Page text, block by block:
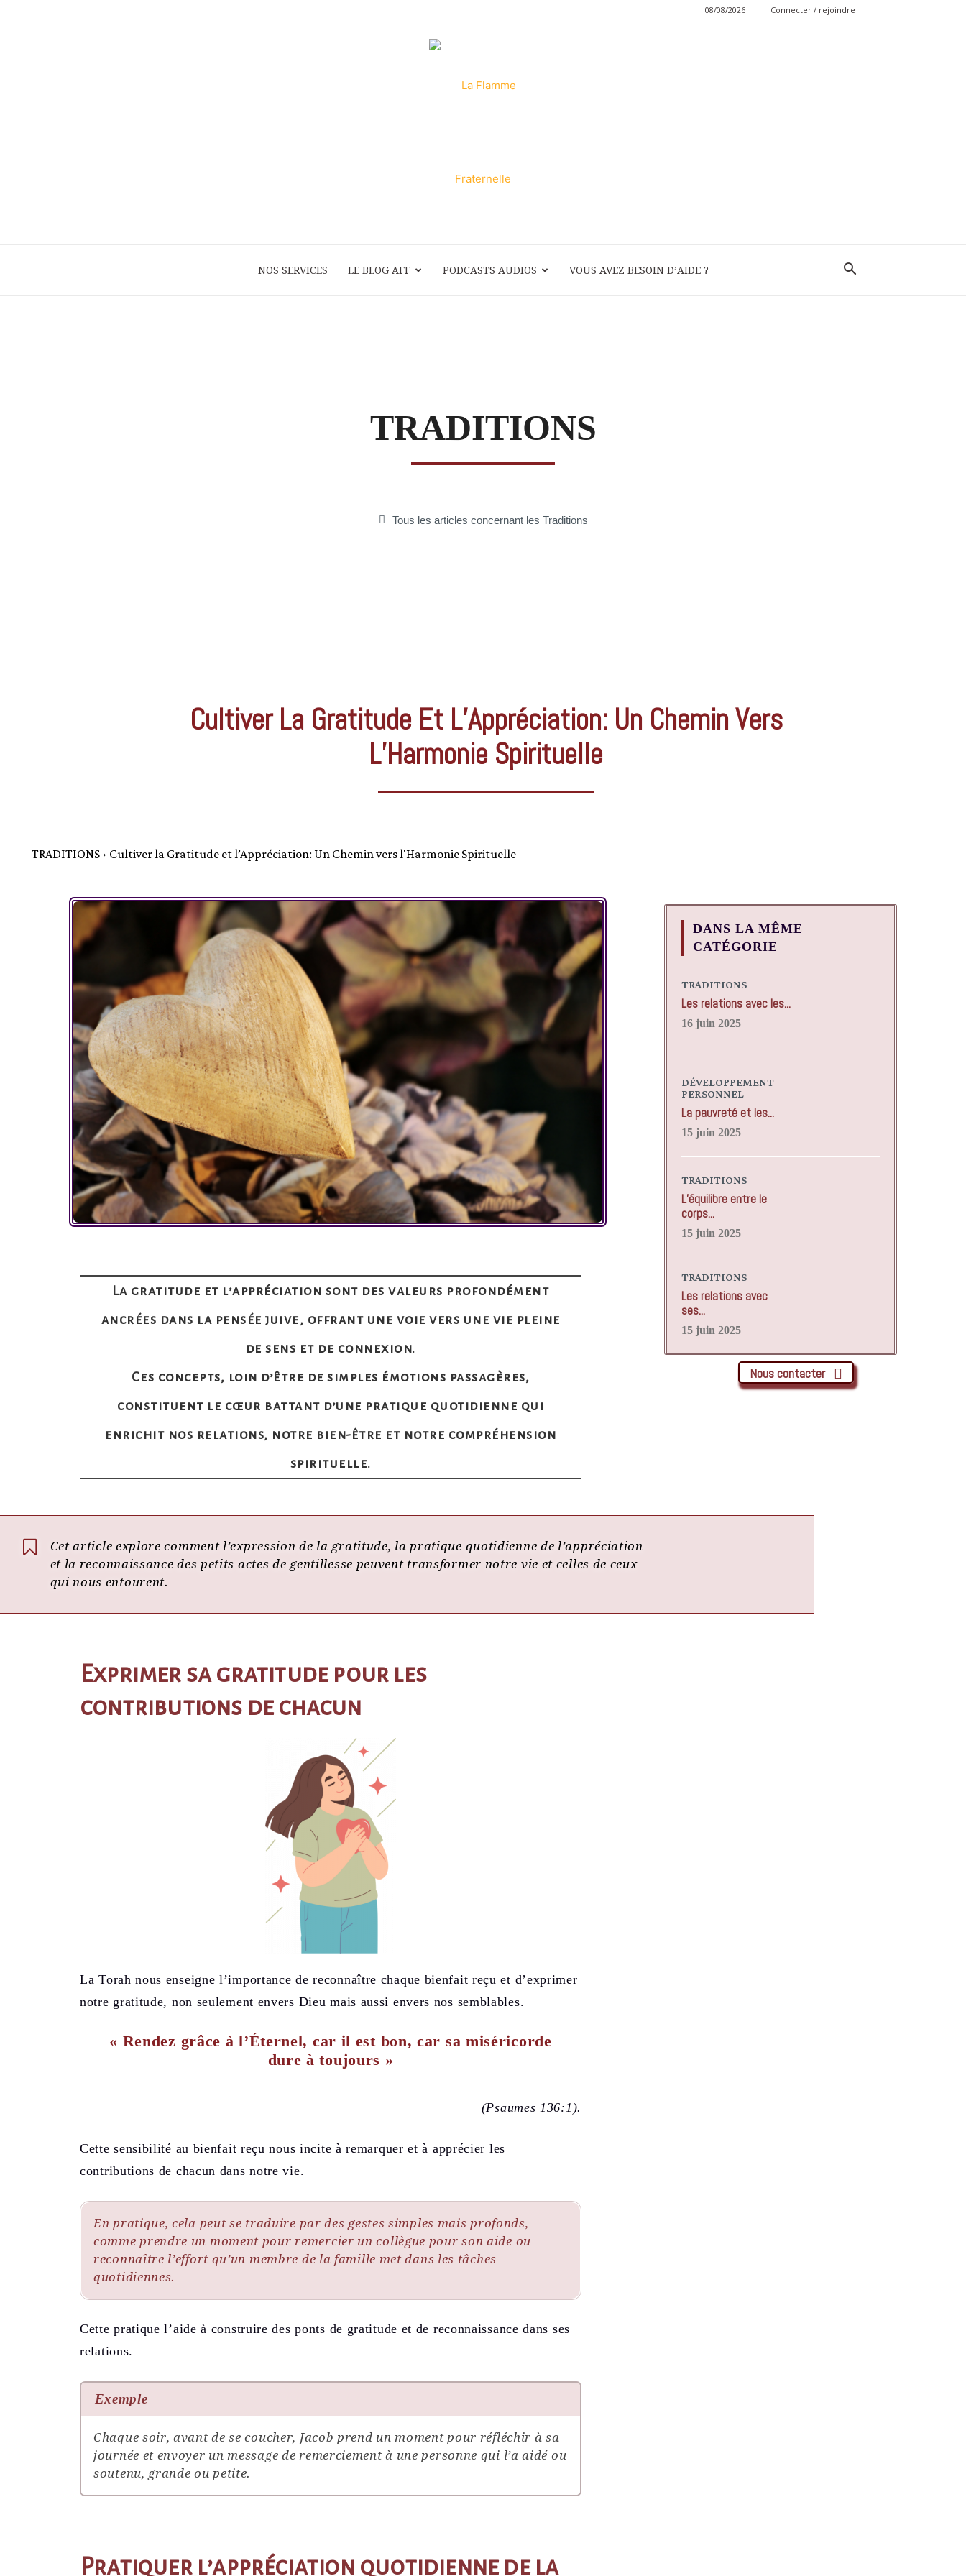
08/08/2026 Connecter / rejoindre
La
NOS SERVICES LE BLOG AFF PODCASTS AUDIOS VOUS AVEZ BESOIN D’AIDE ?
TRADITIONS
Tous les articles concernant les Traditions
Cultiver La Gratitude Et L’Appréciation: Un Chemin Vers
L’Harmonie Spirituelle
TRADITIONS Cultiver la Gratitude et l’Appréciation: Un Chemin vers l'Harmonie Spirituelle
La gratitude et l’appréciation sont des valeurs profondément
ancrées dans la pensée juive, offrant une voie vers une vie pleine
de sens et de connexion.
Ces concepts, loin d’être de simples émotions passagères,
constituent le cœur battant d’une pratique quotidienne qui
enrichit nos relations, notre bien-être et notre compréhension
spirituelle.
Cet article explore comment l’expression de la gratitude, la pratique quotidienne de l’appréciation
et la reconnaissance des petits actes de gentillesse peuvent transformer notre vie et celles de ceux
qui nous entourent.
Exprimer sa gratitude pour les
contributions de chacun
La Torah nous enseigne l’importance de reconnaître chaque bienfait reçu et d’exprimer
notre gratitude, non seulement envers Dieu mais aussi envers nos semblables.
« Rendez grâce à l’Éternel, car il est bon, car sa miséricorde
dure à toujours »
(Psaumes 136:1).
Cette sensibilité au bienfait reçu nous incite à remarquer et à apprécier les
contributions de chacun dans notre vie.
En pratique, cela peut se traduire par des gestes simples mais profonds,
comme prendre un moment pour remercier un collègue pour son aide ou
reconnaître l’effort qu’un membre de la famille met dans les tâches
quotidiennes.
Cette pratique l’aide à construire des ponts de gratitude et de reconnaissance dans ses
relations.
Exemple
Chaque soir, avant de se coucher, Jacob prend un moment pour réfléchir à sa
journée et envoyer un message de remerciement à une personne qui l’a aidé ou
soutenu, grande ou petite.
Pratiquer l’appréciation quotidienne de la
DANS LA MÊME
CATÉGORIE
TRADITIONS
Les relations avec les...
16 juin 2025
DÉVELOPPEMENT
PERSONNEL
La pauvreté et les...
15 juin 2025
TRADITIONS
L’équilibre entre le
corps...
15 juin 2025
TRADITIONS
Les relations avec
ses...
15 juin 2025
Nous contacter